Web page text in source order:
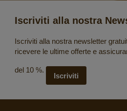
Iscriviti alla nostra
Iscriviti alla nostra newsletter
ricevere le ultime offerte e
del 10 %.
Iscriviti